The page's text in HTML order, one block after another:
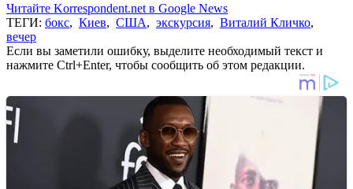
Читайте Korrespondent.net в Google News
ТЕГИ: бокс, Киев, США, экскурсия, Виталий Кличко,
вечер
Если вы заметили ошибку, выделите необходимый текст и
нажмите Ctrl+Enter, чтобы сообщить об этом редакции.